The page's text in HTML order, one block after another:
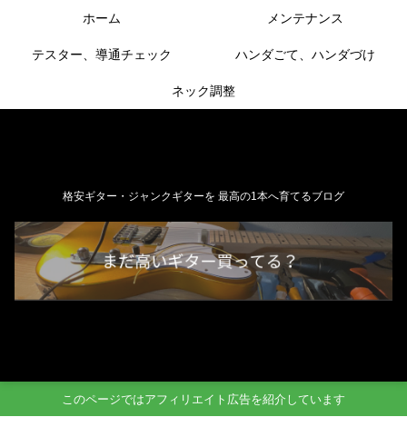
格安ギター・ジャンクギターを 最高の1本へ育てるブログ
ホーム メンテナンス
テスター、導通チェック ハンダごて、ハンダづけ
ネック調整
このページではアフィリエイト広告を紹介しています